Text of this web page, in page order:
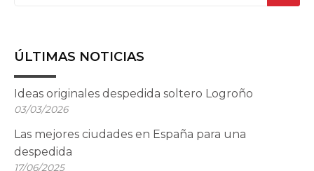
ÚLTIMAS NOTICIAS
Ideas originales despedida soltero Logroño
03/03/2026
Las mejores ciudades en España para una
despedida
17/06/2025